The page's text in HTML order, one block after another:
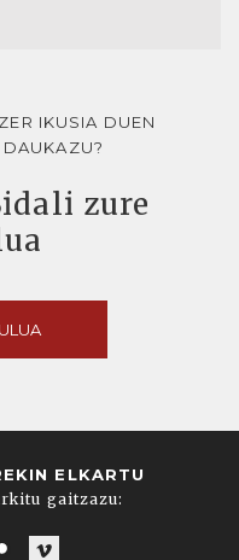
IKUSIA DUEN
DAUKAZU?
zure
ELKARTU
gaitzazu: